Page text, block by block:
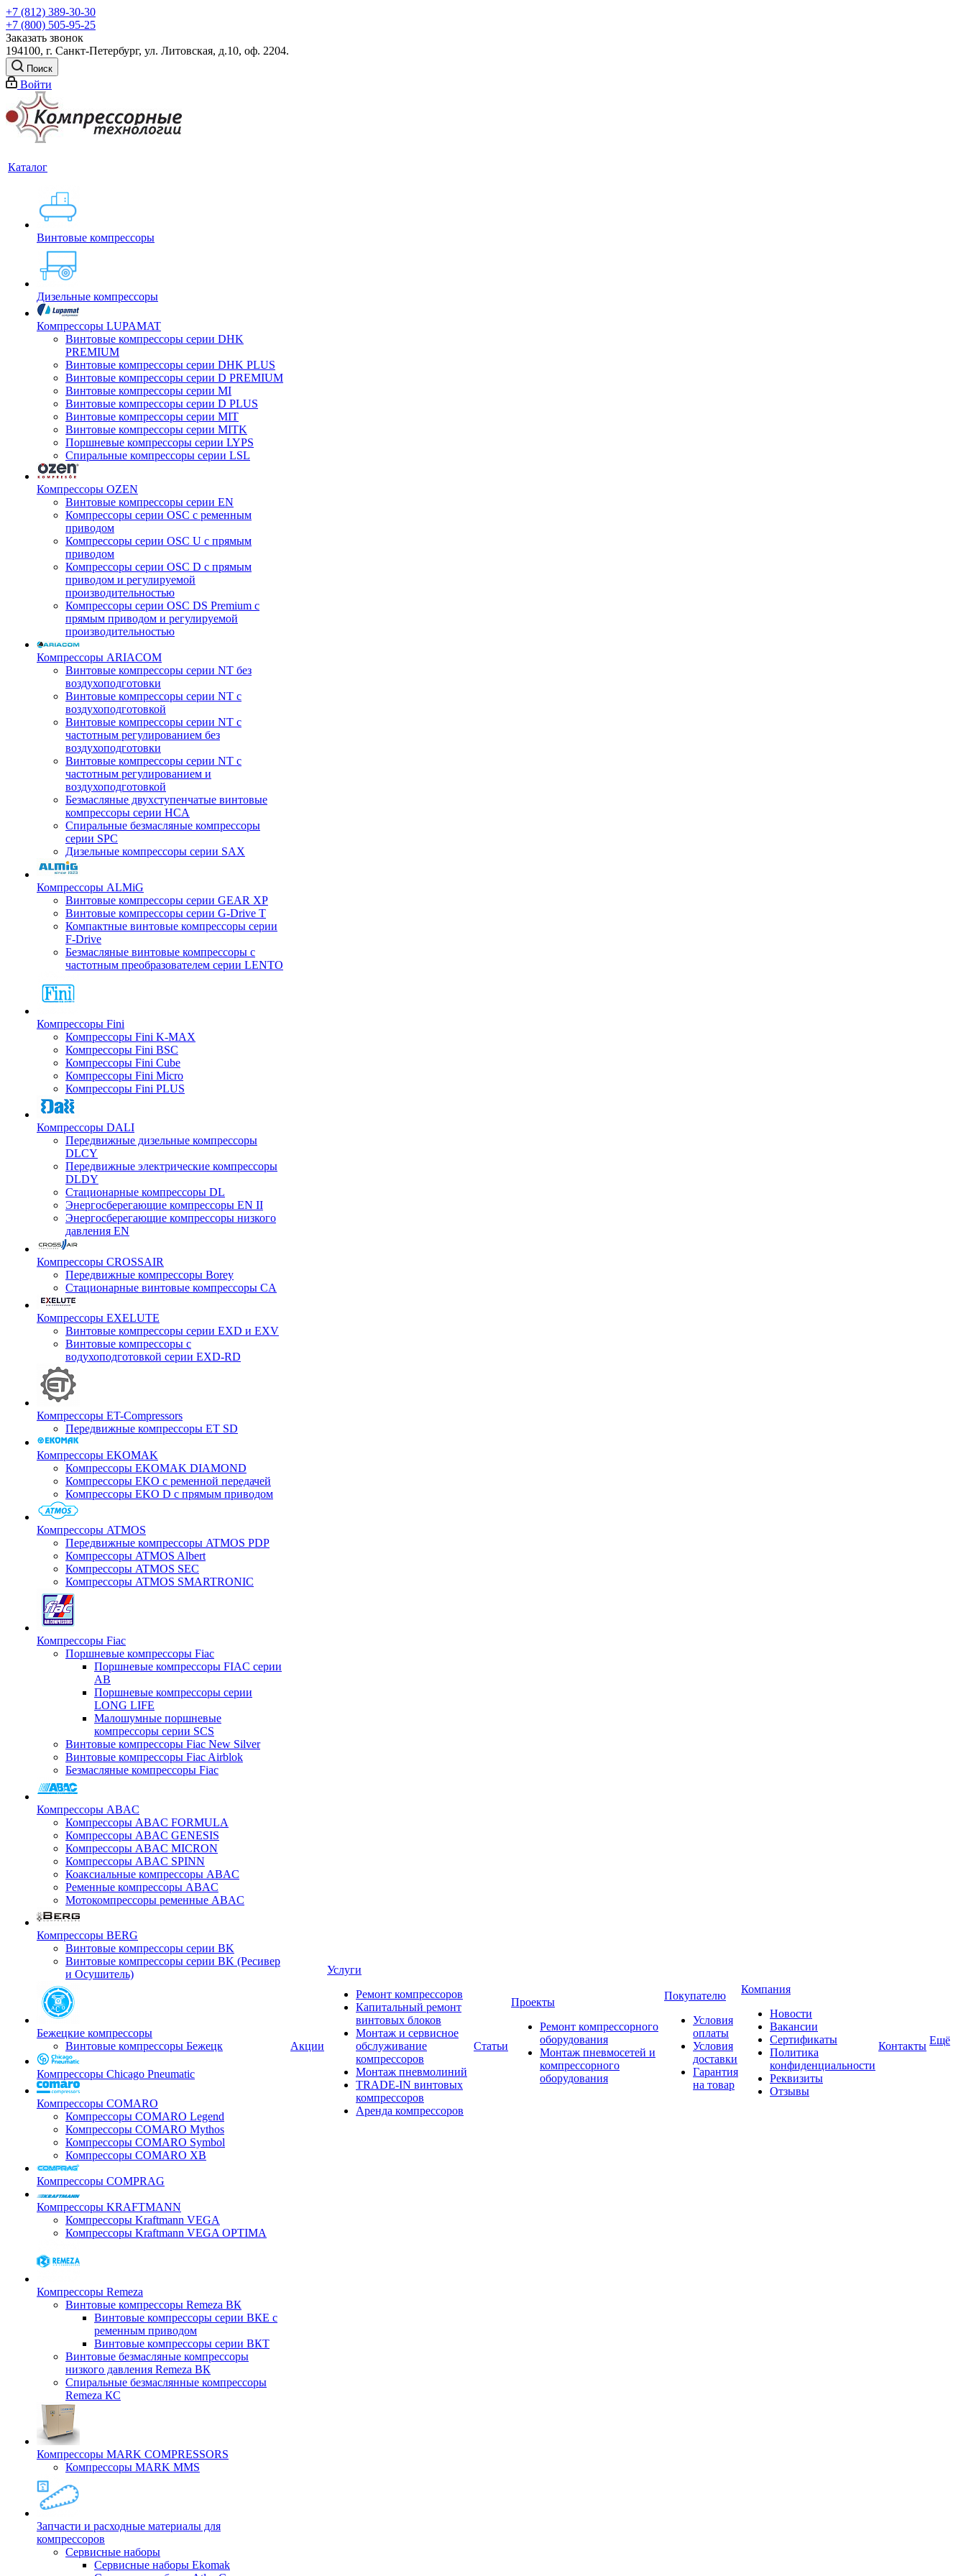
+7 (812) 389-30-30
+7 (800) 505-95-25
Заказать звонок
194100, г. Санкт-Петербург, ул. Литовская, д.10, оф. 2204.
Поиск
Войти
Каталог
Винтовые компрессоры
Дизельные компрессоры
Компрессоры LUPAMAT
Винтовые компрессоры серии DHK
PREMIUM
Винтовые компрессоры серии DHK PLUS
Винтовые компрессоры серии D PREMIUM
Винтовые компрессоры серии MI
Винтовые компрессоры серии D PLUS
Винтовые компрессоры серии MIT
Винтовые компрессоры серии MITK
Поршневые компрессоры серии LYPS
Спиральные компрессоры серии LSL
Компрессоры OZEN
Винтовые компрессоры серии EN
Компрессоры серии OSC с ременным
приводом
Компрессоры серии OSC U с прямым
приводом
Компрессоры серии OSC D с прямым
приводом и регулируемой
производительностью
Компрессоры серии OSC DS Premium с
прямым приводом и регулируемой
производительностью
Компрессоры ARIACOM
Винтовые компрессоры серии NT без
воздухоподготовки
Винтовые компрессоры серии NT c
воздухоподготовкой
Винтовые компрессоры серии NT с
частотным регулированием без
воздухоподготовки
Винтовые компрессоры серии NT с
частотным регулированием и
воздухоподготовкой
Безмасляные двухступенчатые винтовые
компрессоры серии HCA
Спиральные безмасляные компрессоры
серии SPC
Дизельные компрессоры серии SAX
Компрессоры ALMiG
Винтовые компрессоры серии GEAR XP
Винтовые компрессоры серии G-Drive T
Компактные винтовые компрессоры серии
F-Drive
Безмасляные винтовые компрессоры с
частотным преобразователем серии LENTO
Компрессоры Fini
Компрессоры Fini K-MAX
Компрессоры Fini BSC
Компрессоры Fini Cube
Компрессоры Fini Micro
Компрессоры Fini PLUS
Компрессоры DALI
Передвижные дизельные компрессоры
DLCY
Передвижные электрические компрессоры
DLDY
Стационарные компрессоры DL
Энергосберегающие компрессоры EN II
Энергосберегающие компрессоры низкого
давления EN
Компрессоры CROSSAIR
Передвижные компрессоры Borey
Стационарные винтовые компрессоры CA
Компрессоры EXELUTE
Винтовые компрессоры серии EXD и EXV
Винтовые компрессоры с
водухоподготовкой серии EXD-RD
Компрессоры ET-Compressors
Передвижные компрессоры ET SD
Компрессоры EKOMAK
Компрессоры EKOMAK DIAMOND
Компрессоры EKO c ременной передачей
Компрессоры EKO D с прямым приводом
Компрессоры ATMOS
Передвижные компрессоры ATMOS PDP
Компрессоры ATMOS Albert
Компрессоры ATMOS SEC
Компрессоры ATMOS SMARTRONIC
Компрессоры Fiac
Поршневые компрессоры Fiac
Поршневые компрессоры FIAC серии
AB
Поршневые компрессоры серии
LONG LIFE
Малошумные поршневые
компрессоры серии SCS
Винтовые компрессоры Fiac New Silver
Винтовые компрессоры Fiac Airblok
Безмасляные компрессоры Fiac
Компрессоры ABAC
Компрессоры ABAC FORMULA
Компрессоры ABAC GENESIS
Компрессоры ABAC MICRON
Компрессоры ABAC SPINN
Коаксиальные компрессоры ABAC
Ременные компрессоры ABAC
Мотокомпрессоры ременные ABAC
Компрессоры BERG
Винтовые компрессоры серии BK
Винтовые компрессоры серии BK (Ресивер
и Осушитель)
Бежецкие компрессоры
Винтовые компрессоры Бежецк
Компрессоры Chicago Pneumatic
Компрессоры COMARO
Компрессоры COMARO Legend
Компрессоры COMARO Mythos
Компрессоры COMARO Symbol
Компрессоры COMARO XB
Компрессоры COMPRAG
Компрессоры KRAFTMANN
Компрессоры Kraftmann VEGA
Компрессоры Kraftmann VEGA OPTIMA
Компрессоры Remeza
Винтовые компрессоры Remeza ВК
Винтовые компрессоры серии ВКЕ с
ременным приводом
Винтовые компрессоры серии ВКТ
Винтовые безмасляные компрессоры
низкого давления Remeza ВК
Спиральные безмаслянные компрессоры
Remeza КС
Компрессоры MARK COMPRESSORS
Компрессоры MARK MMS
Запчасти и расходные материалы для
компрессоров
Cервисные наборы
Сервисные наборы Ekomak
Акции
Услуги
Ремонт компрессоров
Капитальный ремонт
винтовых блоков
Монтаж и сервисное
обслуживание
компрессоров
Монтаж пневмолиний
TRADE-IN винтовых
компрессоров
Аренда компрессоров
Статьи
Проекты
Ремонт компрессорного
оборудования
Монтаж пневмосетей и
компрессорного
оборудования
Покупателю
Условия
оплаты
Условия
доставки
Гарантия
на товар
Компания
Новости
Вакансии
Сертификаты
Политика
конфиденциальности
Реквизиты
Отзывы
Контакты Ещё